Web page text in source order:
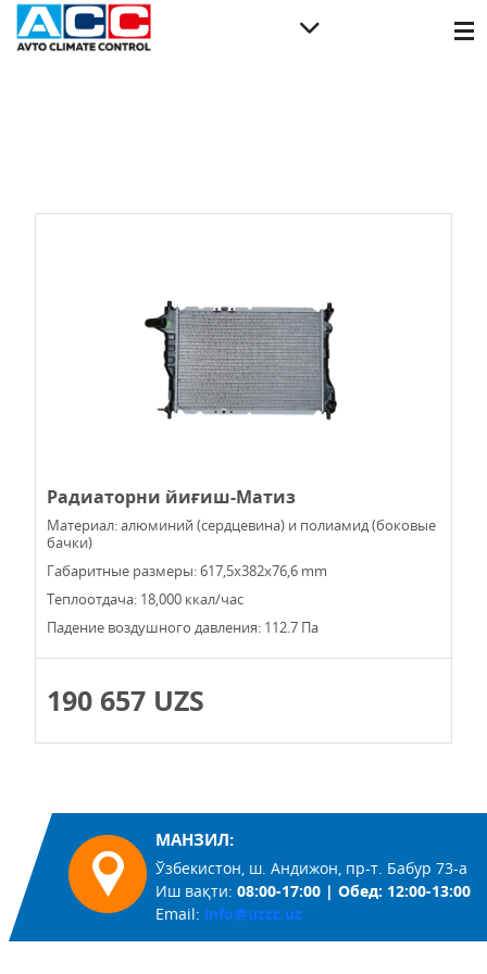
Радиаторни йиғиш-Матиз
Материал: алюминий (сердцевина) и полиамид (боковые
бачки)
Габаритные размеры: 617,5x382x76,6 mm
Теплоотдача: 18,000 ккал/час
Падение воздушного давления: 112.7 Па
190 657 UZS
МАНЗИЛ:
Ўзбекистон, ш. Андижон, пр-т. Бабур 73-а
Иш вақти: 08:00-17:00 | Обед: 12:00-13:00
Email: info@uzcc.uz